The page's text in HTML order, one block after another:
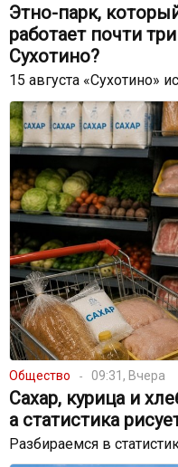
Этно-парк,
работает почти
Сухотино?
15 августа «Сухотино»
Общество 09:31, Вчера
Сахар, курица и
а статистика
Разбираемся в